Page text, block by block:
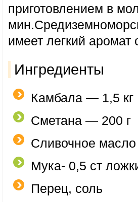
приготовлением в
имеет легкий аромат
Ингредиенты
Камбала — 1,5 кг
Сметана — 200 г
Сливочное
Мука- 0,5 ст
Перец, соль